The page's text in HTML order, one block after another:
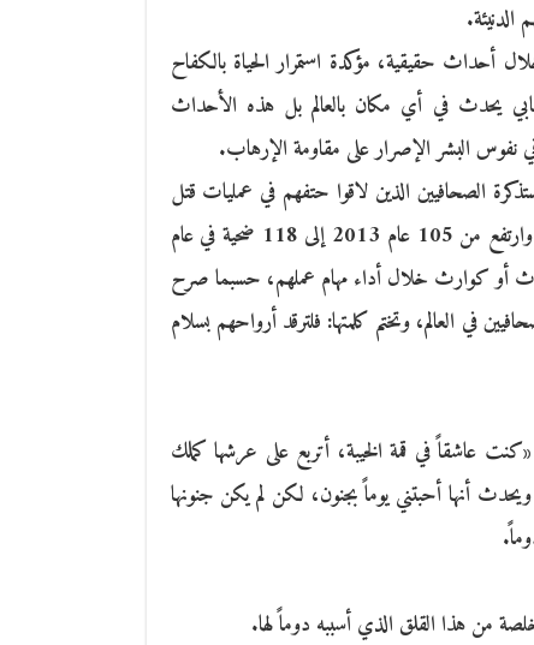
الدنيئة.
أحداث حقيقية، مؤكدة استمرار الحياة بالكفاح
يحدث في أي مكان بالعالم بل هذه الأحداث
نفوس البشر الإصرار على مقاومة الإرهاب.
الصحافيين الذين لاقوا حتفهم في عمليات قتل
متعمدة أو هجمات بقنابل أو إطلاق نار في أنحاء العالم، وارتفع من 105 عام 2013 إلى 118 ضحية في عام
حتفهم في حوادث أو كوارث خلال أداء مهام عملهم، حسبما صرح
في العالم، وتختم كلمتها: فلترقد أرواحهم بسلام
عاشقاً في قمة الخيبة، أتربع على عرشها كملك
أنها أحبتني يوماً بجنون، لكن لم يكن جنونها
من هذا القلق الذي أسببه دوماً لها.